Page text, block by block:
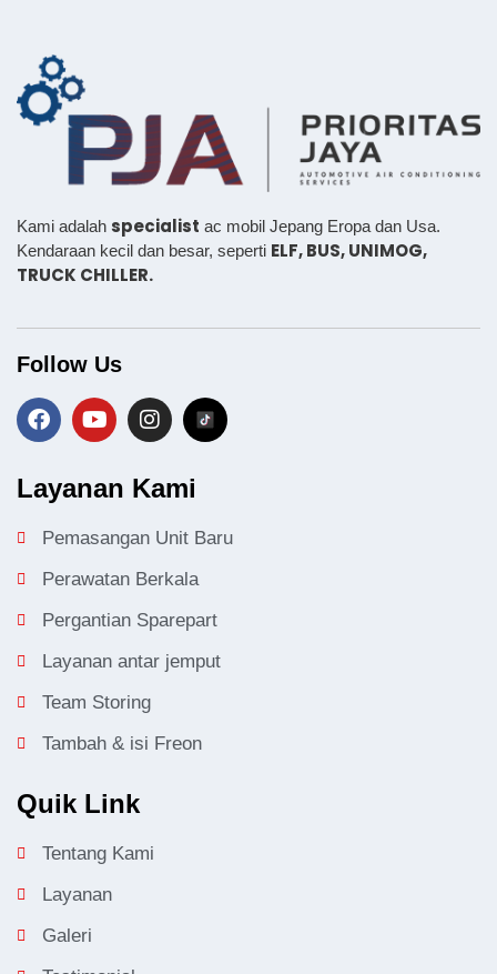
Kami adalah specialist ac mobil Jepang Eropa dan Usa.
Kendaraan kecil dan besar, seperti ELF, BUS,UNIMOG,
TRUCK CHILLER.
Follow Us
Layanan Kami
Pemasangan Unit Baru
Perawatan Berkala
Pergantian Sparepart
Layanan antar jemput
Team Storing
Tambah & isi Freon
Quik Link
Tentang Kami
Layanan
Galeri